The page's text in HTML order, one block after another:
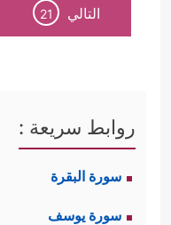
التالي 21
روابط سريعة :
سورة البقرة
سورة يوسف